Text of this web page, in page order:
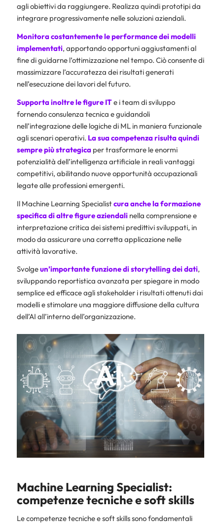
agli obiettivi da raggiungere. Realizza quindi prototipi da
integrare progressivamente nelle soluzioni aziendali.
Monitora costantemente le performance dei modelli
implementati, apportando opportuni aggiustamenti al
fine di guidarne l’ottimizzazione nel tempo. Ciò consente di
massimizzare l’accuratezza dei risultati generati
nell’esecuzione dei lavori del futuro.
Supporta inoltre le figure ITe i team di sviluppo
fornendo consulenza tecnica e guidandoli
nell’integrazione delle logiche di ML in maniera funzionale
agli scenari operativi. La sua competenza risulta quindi
sempre più strategicaper trasformare le enormi
potenzialità dell’intelligenza artificiale in reali vantaggi
competitivi, abilitando nuove opportunità occupazionali
legate alle professioni emergenti.
Il Machine Learning Specialistcura anche la formazione
specifica di altre figure aziendalinella comprensione e
interpretazione critica dei sistemi predittivi sviluppati, in
modo da assicurare una corretta applicazione nelle
attività lavorative.
Svolgeun’importante funzione di storytelling dei dati,
sviluppando reportistica avanzata per spiegare in modo
semplice ed efficace agli stakeholder i risultati ottenuti dai
modelli e stimolare una maggiore diffusione della cultura
dell’AI all’interno dell’organizzazione.
Machine Learning Specialist:
competenze tecniche e soft skills
Le competenze tecniche e soft skills sono fondamentali